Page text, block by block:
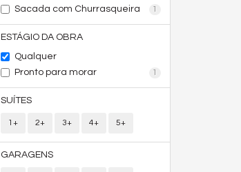
Sacada com Churrasqueira 1
ESTÁGIO DA OBRA
Qualquer
Pronto para morar
1
SUÍTES
1+ 2+ 3+ 4+ 5+
GARAGENS